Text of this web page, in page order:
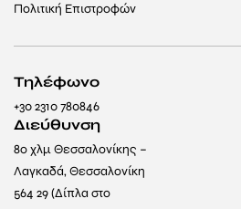
Πολιτική Επιστροφών
Τηλέφωνο
+30 2310 780846
Διεύθυνση
8ο χλμ Θεσσαλονίκης –
Λαγκαδά, Θεσσαλονίκη
564 29 (Δίπλα στο